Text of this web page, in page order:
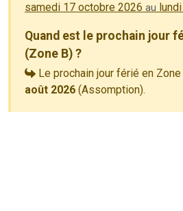
samedi 17 octobre 2026 au
Quand est le prochain jour
(Zone B) ?
Le prochain jour férié en
août 2026 (Assomption).